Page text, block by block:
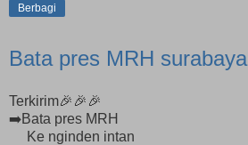
Berbagi
Bata pres MRH surabaya
Terkirim🎉🎉🎉
➡️Bata pres MRH
Ke nginden intan